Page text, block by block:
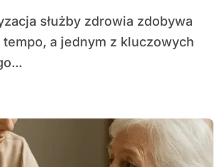
a jednym z kluczowych